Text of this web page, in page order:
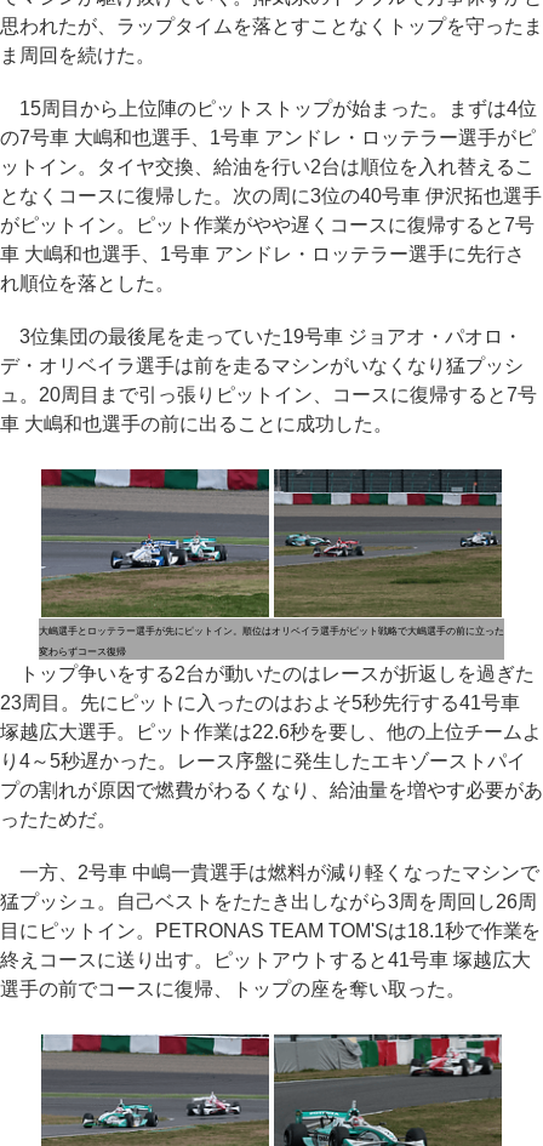
思われたが、ラップタイムを落とすことなくトップを守ったま
ま周回を続けた。
15周目から上位陣のピットストップが始まった。まずは4位
の7号車 大嶋和也選手、1号車 アンドレ・ロッテラー選手がピ
ットイン。タイヤ交換、給油を行い2台は順位を入れ替えるこ
となくコースに復帰した。次の周に3位の40号車 伊沢拓也選手
がピットイン。ピット作業がやや遅くコースに復帰すると7号
車 大嶋和也選手、1号車 アンドレ・ロッテラー選手に先行さ
れ順位を落とした。
3位集団の最後尾を走っていた19号車 ジョアオ・パオロ・
デ・オリベイラ選手は前を走るマシンがいなくなり猛プッシ
ュ。20周目まで引っ張りピットイン、コースに復帰すると7号
車 大嶋和也選手の前に出ることに成功した。
大嶋選手とロッテラー選手が先にピットイン。順位は
変わらずコース復帰
オリベイラ選手がピット戦略で大嶋選手の前に立った
トップ争いをする2台が動いたのはレースが折返しを過ぎた
23周目。先にピットに入ったのはおよそ5秒先行する41号車
塚越広大選手。ピット作業は22.6秒を要し、他の上位チームよ
り4～5秒遅かった。レース序盤に発生したエキゾーストパイ
プの割れが原因で燃費がわるくなり、給油量を増やす必要があ
ったためだ。
一方、2号車 中嶋一貴選手は燃料が減り軽くなったマシンで
猛プッシュ。自己ベストをたたき出しながら3周を周回し26周
目にピットイン。PETRONAS TEAM TOM'Sは18.1秒で作業を
終えコースに送り出す。ピットアウトすると41号車 塚越広大
選手の前でコースに復帰、トップの座を奪い取った。